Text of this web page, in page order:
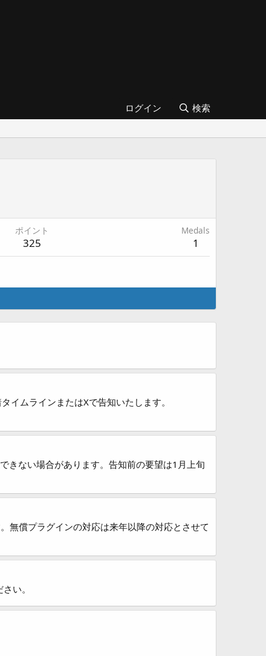
ログイン 検索
ポイント
325
Medals
1
ムラインまたはXで告知いたします。
きない場合があります。告知前の要望は1月上旬
無償プラグインの対応は来年以降の対応とさせて
い。